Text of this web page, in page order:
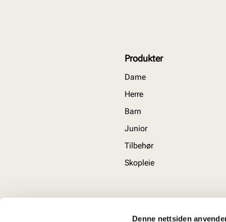
Denne nettsiden
Produkter
Dame
Herre
Barn
Junior
Tilbehør
Skopleie